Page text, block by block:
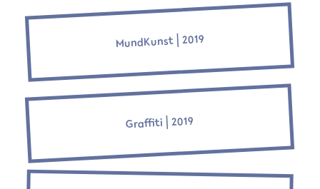
MundKunst ⎜2019
Graffiti ⎜2019